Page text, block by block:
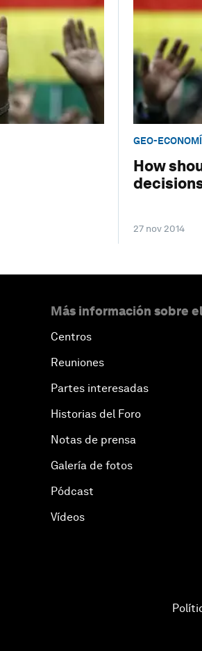
GEO-
How
27 nov 2014
Más información sobre
Centros
Reuniones
Partes interesadas
Historias del Foro
Notas de prensa
Galería de fotos
Pódcast
Vídeos